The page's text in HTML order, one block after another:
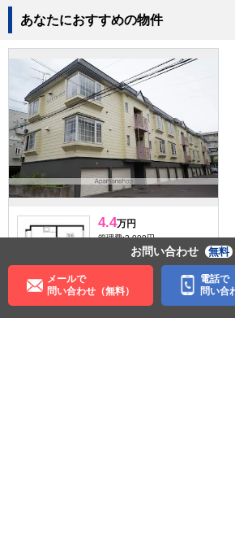
あなたにおすすめの物件
4.4万円
管理費:2,000円
1ヶ月 礼 －
手稲駅 徒歩10分
北海道札幌市手稲区曙一条
お問い合わせ 無料
メールで
問い合わせ（無料）
電話で
問い合